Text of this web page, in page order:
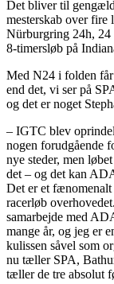
Det bliver til
mesterskab over
Nürburgring 24h, 24
8-timersløb på
Med N24 i folden får
end det, vi ser på
og det er noget
– IGTC blev
nogen forudgående
nye steder, men
det – og det kan
Det er et fænomenalt
racerløb
samarbejde med
mange år, og jeg er
kulissen såvel som
nu tæller SPA,
tæller de tre absolut